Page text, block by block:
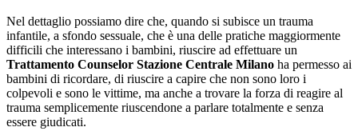
Nel dettaglio possiamo dire che, quando si subisce un trauma
infantile, a sfondo sessuale, che è una delle pratiche maggiormente
difficili che interessano i bambini, riuscire ad effettuare un
Trattamento Counselor Stazione Centrale Milano ha permesso ai
bambini di ricordare, di riuscire a capire che non sono loro i
colpevoli e sono le vittime, ma anche a trovare la forza di reagire al
trauma semplicemente riuscendone a parlare totalmente e senza
essere giudicati.